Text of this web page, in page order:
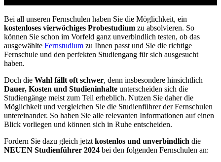
Bei all unseren Fernschulen haben Sie die Möglichkeit, ein
kostenloses vierwöchiges Probestudium zu absolvieren. So
können Sie schon im Vorfeld ganz unverbindlich testen, ob das
ausgewählte Fernstudium zu Ihnen passt und Sie die richtige
Fernschule und den perfekten Studiengang für sich ausgesucht
haben.
Doch die Wahl fällt oft schwer, denn insbesondere hinsichtlich
Dauer, Kosten und Studieninhalte unterscheiden sich die
Studiengänge meist zum Teil erheblich. Nutzen Sie daher die
Möglichkeit und vergleichen Sie die Studienführer der Fernschulen
untereinander. So haben Sie alle relevanten Informationen auf einen
Blick vorliegen und können sich in Ruhe entscheiden.
Fordern Sie dazu gleich jetzt kostenlos und unverbindlich die
NEUEN Studienführer 2024 bei den folgenden Fernschulen an: